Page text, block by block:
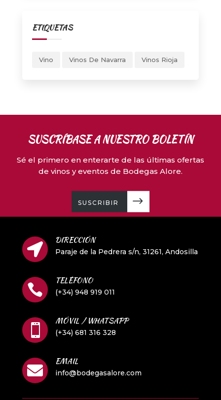
ETIQUETAS
Vino Vinos De Navarra Vinos Rioja
SUSCRÍBASE A NUESTRO BOLETÍN
Sé el primero en enterarte de las últimas ofertas
de vinos y eventos de Bodegas Alore.
SUSCRIBIR

DIRECCIÓN
Paraje de la Pedrera s/n, 31261, Andosilla

TELÉFONO
(+34) 948 919 011

MÓVIL / WHATSAPP
(+34) 681 316 328

EMAIL
info@bodegasalore.com